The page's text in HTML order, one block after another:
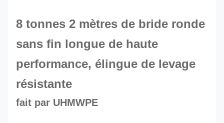
8 tonnes 2 mètres de bride ronde
sans fin longue de haute
performance, élingue de levage
résistante
fait par UHMWPE